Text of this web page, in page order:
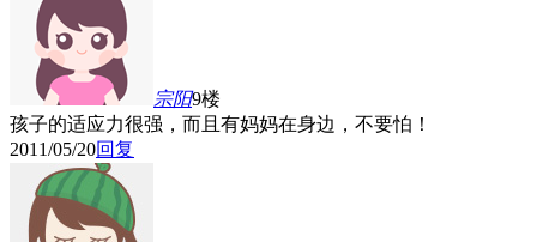
宗阳9楼
孩子的适应力很强，而且有妈妈在身边，不要怕！
2011/05/20回复